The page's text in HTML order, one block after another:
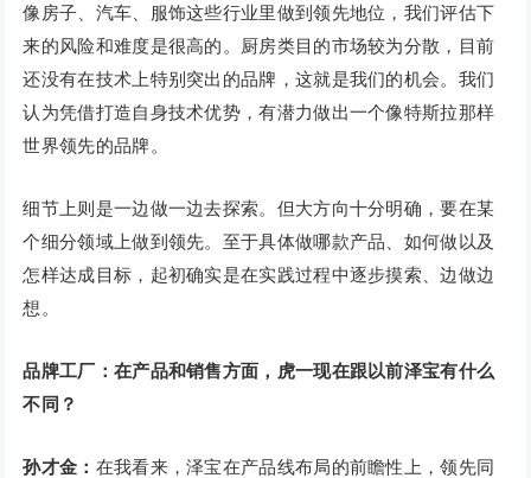
像房子、汽车、服饰这些行业里做到领先地位，我们评估下
来的风险和难度是很高的。厨房类目的市场较为分散，目前
还没有在技术上特别突出的品牌，这就是我们的机会。我们
认为凭借打造自身技术优势，有潜力做出一个像特斯拉那样
世界领先的品牌。
细节上则是一边做一边去探索。但大方向十分明确，要在某
个细分领域上做到领先。至于具体做哪款产品、如何做以及
怎样达成目标，起初确实是在实践过程中逐步摸索、边做边
想。
品牌工厂：在产品和销售方面，虎一现在跟以前泽宝有什么
不同？
孙才金： 在我看来，泽宝在产品线布局的前瞻性上，领先同